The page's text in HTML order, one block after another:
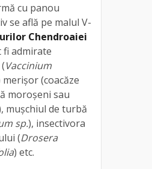
cu panou
se află pe malul V-
Chendroaiei
fi admirate
Vaccinium
merişor (coacăze
moroşeni sau
muşchiul de turbă
sp.), insectivora
(Drosera
) etc.